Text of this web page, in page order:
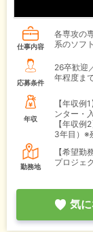
仕事内容
各専攻の
系のソフ
応募条件
26卒歓迎
年程度ま
年収
【年収例1
ンター・
【年収例2
3年目）※
勤務地
【希望
プロジェ
気